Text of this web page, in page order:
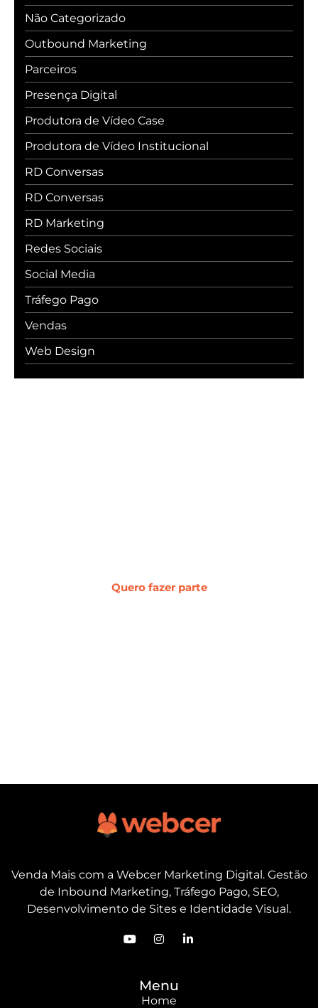
Não Categorizado
Outbound Marketing
Parceiros
Presença Digital
Produtora de Vídeo Case
Produtora de Vídeo Institucional
RD Conversas
RD Conversas
RD Marketing
Redes Sociais
Social Media
Tráfego Pago
Vendas
Web Design
Quero fazer parte
Venda Mais com a Webcer Marketing Digital. Gestão
de Inbound Marketing, Tráfego Pago, SEO,
Desenvolvimento de Sites e Identidade Visual.
Menu
Home